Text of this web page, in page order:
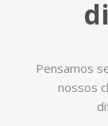
Pensamos
nossos